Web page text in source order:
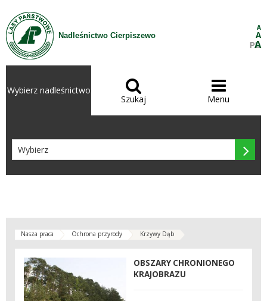
Przejdź do treści
Nadleśnictwo Cierpiszewo
A
A
A
PL
Wybierz nadleśnictwo 
Szukaj

Menu

Nasza praca Ochrona przyrody Krzywy Dąb
OBSZARY CHRONIONEGO
KRAJOBRAZU